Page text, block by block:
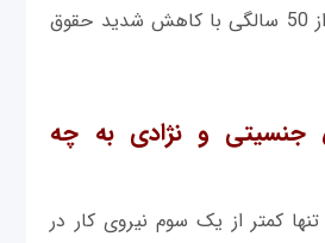
باسابقه‌های IT بعد از 50 سالگی با کاهش شدید حقوق
و نژادی به چه
کمتر از یک سوم نیروی کار در